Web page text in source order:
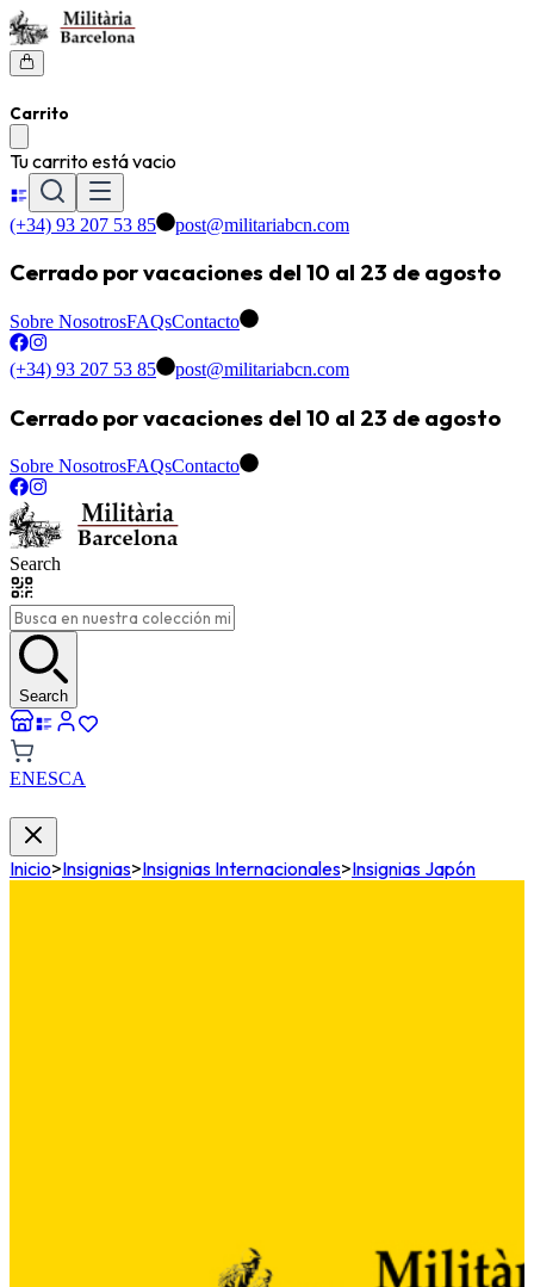
Carrito
Tu carrito está vacio
(+34) 93 207 53 85 post@militariabcn.com
Cerrado por vacaciones del 10 al 23 de agosto
Sobre NosotrosFAQsContacto
(+34) 93 207 53 85 post@militariabcn.com
Cerrado por vacaciones del 10 al 23 de agosto
Sobre NosotrosFAQsContacto
Search
Search
ENESCA
Inicio>Insignias>Insignias Internacionales>Insignias Japón